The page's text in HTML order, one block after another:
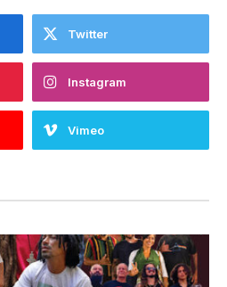
Twitter
Instagram
Vimeo